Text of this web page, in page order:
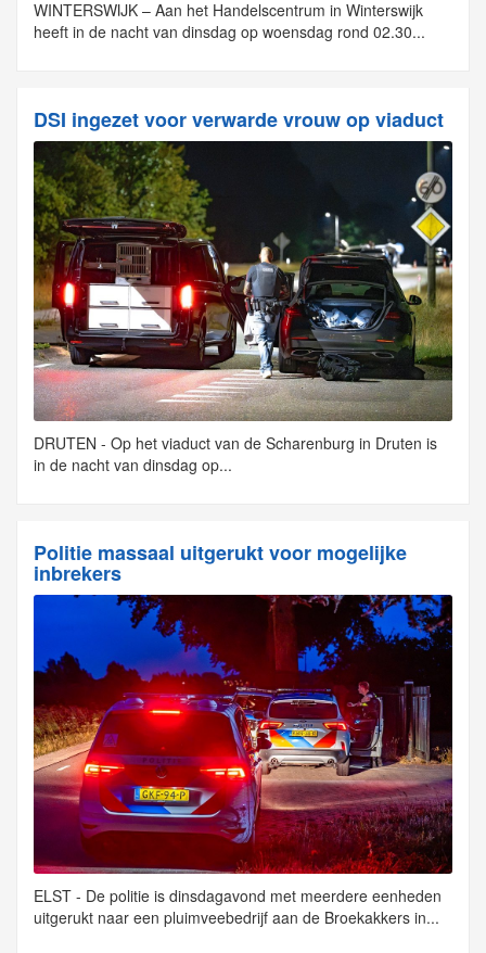
WINTERSWIJK – Aan het Handelscentrum in Winterswijk
heeft in de nacht van dinsdag op woensdag rond 02.30...
DSI ingezet voor verwarde vrouw op viaduct
DRUTEN - Op het viaduct van de Scharenburg in Druten is
in de nacht van dinsdag op...
Politie massaal uitgerukt voor mogelijke
inbrekers
ELST - De politie is dinsdagavond met meerdere eenheden
uitgerukt naar een pluimveebedrijf aan de Broekakkers in...